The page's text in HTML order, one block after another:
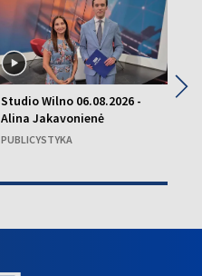
Studio Wilno 06.08.2026 -
Alina Jakavonienė
PUBLICYSTYKA
▶